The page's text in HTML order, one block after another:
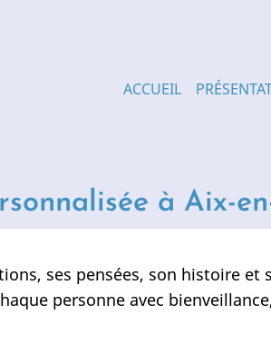
Main
ACCUEIL
à Aix-
ses pensées, son histoire
personne avec